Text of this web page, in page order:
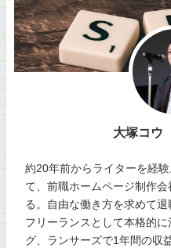
大塚コウ
約20年前からライターを経
て、前職ホームページ制作
る。自由な働き方を求めて
フリーランスとして本格的
グ、ランサーズで1年間の収